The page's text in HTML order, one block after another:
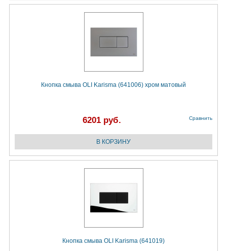
Кнопка смыва OLI Karisma (641006) хром матовый
6201 руб. Сравнить
Кнопка смыва OLI Karisma (641019)